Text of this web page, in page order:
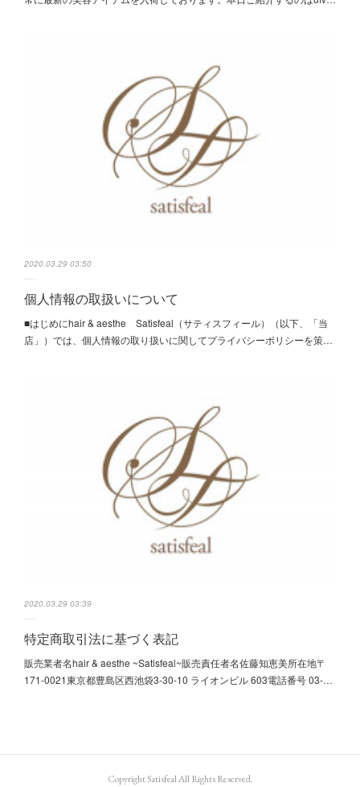
2020.03.29 03:50
個人情報の取扱いについて
■はじめにhair & aesthe Satisfeal（サティスフィール）（以下、「当
店」）では、個人情報の取り扱いに関してプライバシーポリシーを策…
2020.03.29 03:39
特定商取引法に基づく表記
販売業者名hair & aesthe ~Satisfeal~販売責任者名佐藤知恵美所在地〒
171-0021東京都豊島区西池袋3-30-10 ライオンビル 603電話番号 03-…
Copyright Satisfeal All Rights Reserved.